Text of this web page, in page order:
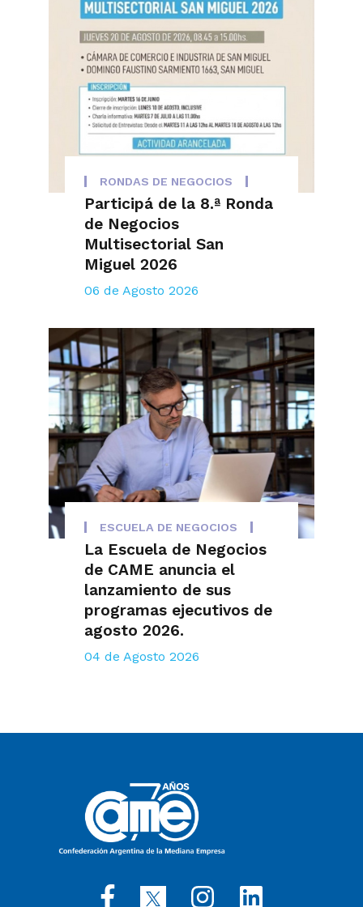
RONDAS DE NEGOCIOS
Participá de la 8.ª Ronda
de Negocios
Multisectorial San
Miguel 2026
06 de Agosto 2026
ESCUELA DE NEGOCIOS
La Escuela de Negocios
de CAME anuncia el
lanzamiento de sus
programas ejecutivos de
agosto 2026.
04 de Agosto 2026